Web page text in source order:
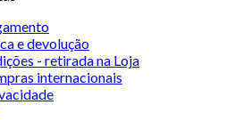
e devolução
- retirada na Loja
internacionais